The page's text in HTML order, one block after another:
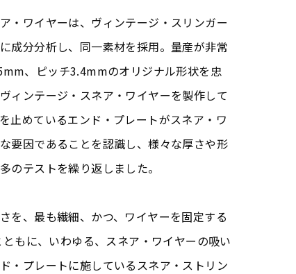
・ワイヤーは、ヴィンテージ・スリンガー
成分分析し、同一素材を採用。量産が非常
、ピッチ3.4mmのオリジナル形状を忠
ィンテージ・スネア・ワイヤーを製作して
止めているエンド・プレートがスネア・ワ
要因であることを認識し、様々な厚さや形
のテストを繰り返しました。
を、最も繊細、かつ、ワイヤーを固定する
もに、いわゆる、スネア・ワイヤーの吸い
・プレートに施しているスネア・ストリン